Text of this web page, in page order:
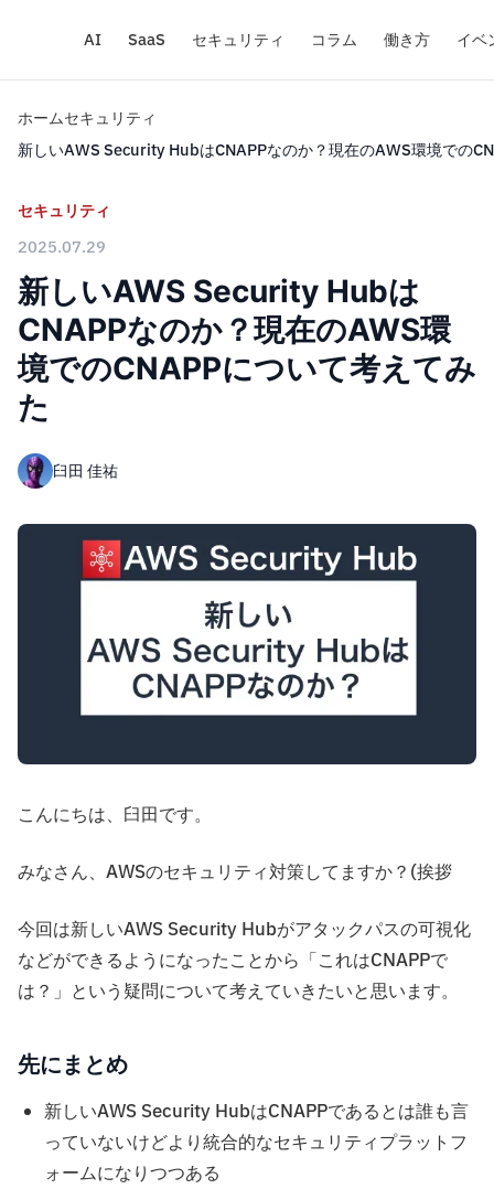
AI SaaS セキュリティ コラム 働き方 イベ
ホームセキュリティ
新しいAWS Security HubはCNAPPなのか？現在のAWS環境での
セキュリティ
2025.07.29
新しいAWS Security Hubは
CNAPPなのか？現在のAWS環
境でのCNAPPについて考えてみ
た
臼田 佳祐
こんにちは、臼田です。
みなさん、AWSのセキュリティ対策してますか？(挨拶
今回は新しいAWS Security Hubがアタックパスの可視化
などができるようになったことから「これはCNAPPで
は？」という疑問について考えていきたいと思います。
先にまとめ
新しいAWS Security HubはCNAPPであるとは誰も言
っていないけどより統合的なセキュリティプラットフ
ォームになりつつある